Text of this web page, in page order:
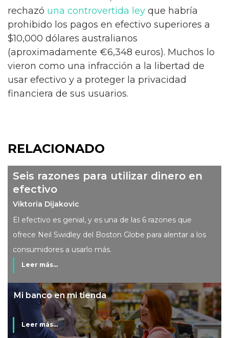
rechazó una controvertida ley que habría
prohibido los pagos en efectivo superiores a
$10,000 dólares australianos
(aproximadamente €6,348 euros). Muchos lo
vieron como una infracción a la libertad de
usar efectivo y a proteger la privacidad
financiera de sus usuarios.
RELACIONADO
Seis razones para utilizar dinero en
efectivo
Viktoria Dijakovic
El efectivo es genial, y es una de las 6 razones que
ofrece Neil Swidley del Boston Globe para alentar a los
consumidores a usarlo más.
Leer más...
Mi banco en mi tienda
Leer más...